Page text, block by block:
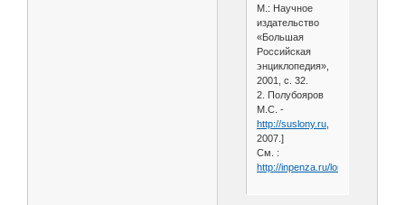
М.: Научное
издательство
«Большая
Российская
энциклопедия»,
2001, с. 32.
2. Полубояров
М.С. -
http://suslony.ru,
2007.]
См. :
http://inpenza.ru/lomov/atmis.php